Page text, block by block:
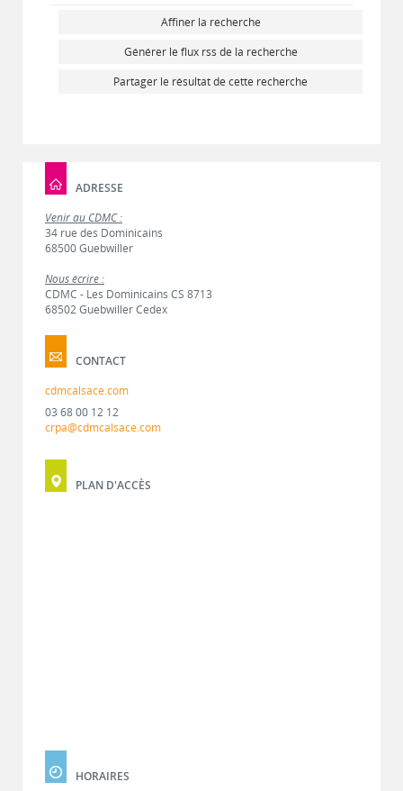
Affiner la recherche
Générer le flux rss de la recherche
Partager le résultat de cette recherche
ADRESSE
Venir au CDMC :
34 rue des Dominicains
68500 Guebwiller
Nous écrire :
CDMC - Les Dominicains CS 8713
68502 Guebwiller Cedex
CONTACT
cdmcalsace.com
03 68 00 12 12
crpa@cdmcalsace.com
PLAN D'ACCÈS
HORAIRES